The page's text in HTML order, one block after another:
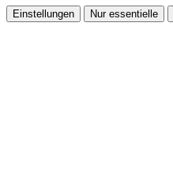
Einstellungen Nur essentielle